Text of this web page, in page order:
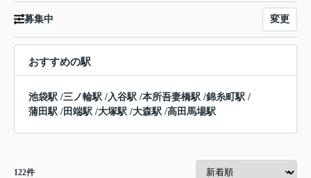
募集中 変更
おすすめの駅
池袋駅 /三ノ輪駅 / 入谷駅 /本所吾妻橋駅 /錦糸町駅 /
蒲田駅 /田端駅 /大塚駅 /大森駅 /高田馬場駅
122件